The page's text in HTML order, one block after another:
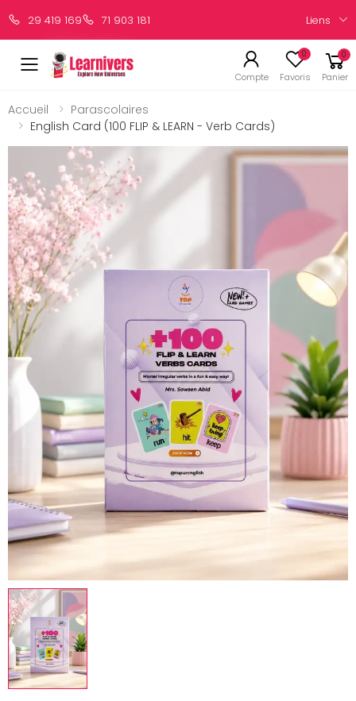
29 419 169 71 903 181 Liens
Compte
0
Favoris
0
Panier
Accueil
Parascolaires
English Card (100 FLIP & LEARN - Verb Cards)